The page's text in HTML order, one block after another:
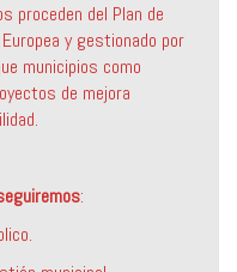
proceden del Plan de
y gestionado por
municipios como
de mejora
: